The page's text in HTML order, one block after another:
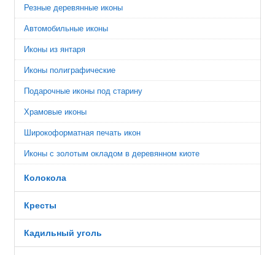
Резные деревянные иконы
Автомобильные иконы
Иконы из янтаря
Иконы полиграфические
Подарочные иконы под старину
Храмовые иконы
Широкоформатная печать икон
Иконы с золотым окладом в деревянном киоте
Колокола
Кресты
Кадильный уголь